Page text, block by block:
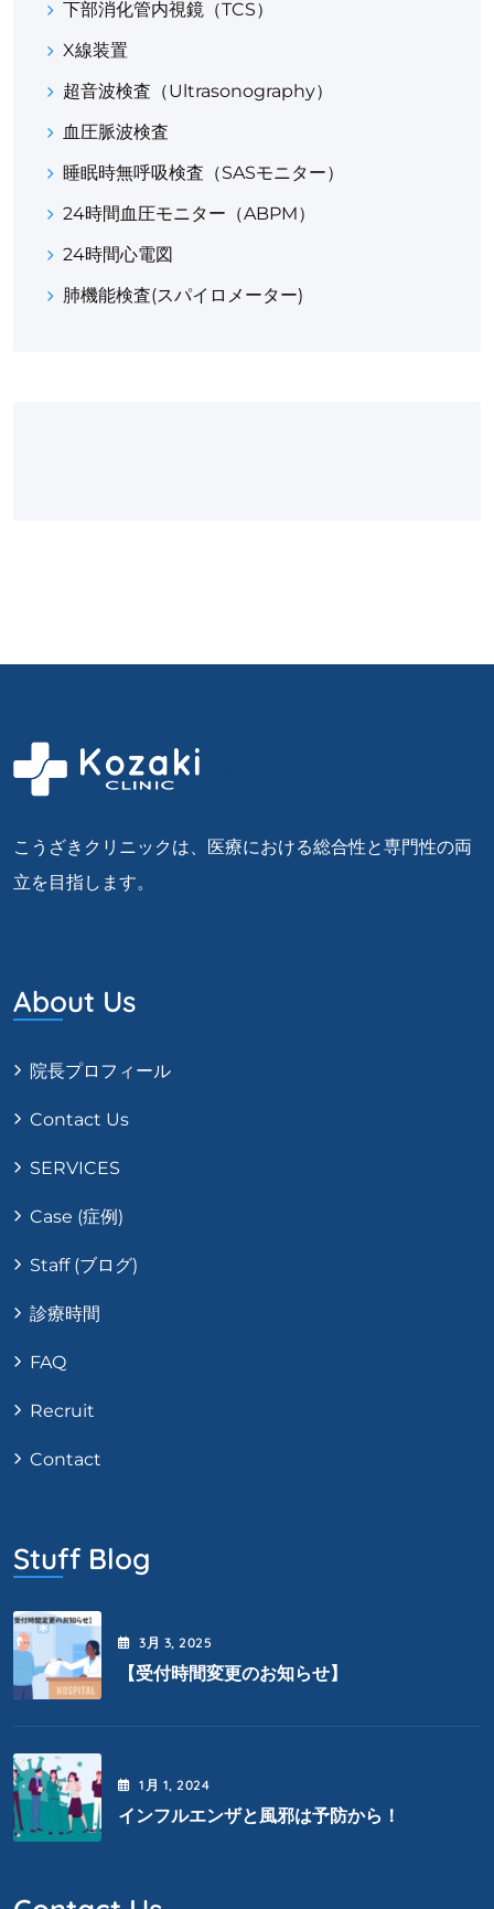
下部消化管内視鏡（TCS）
X線装置
超音波検査（ultrasonography）
血圧脈波検査
睡眠時無呼吸検査（SASモニター）
24時間血圧モニター（ABPM）
24時間心電図
肺機能検査(スパイロメーター)
こうざきクリニックは、医療における総合性と専門性の両
立を目指します。
About Us
院長プロフィール
Contact Us
SERVICES
Case (症例)
Staff (ブログ)
診療時間
FAQ
Recruit
Contact
Stuff Blog
3月 3 , 2025
【受付時間変更のお知らせ】
1月 1 , 2024
インフルエンザと風邪は予防から！